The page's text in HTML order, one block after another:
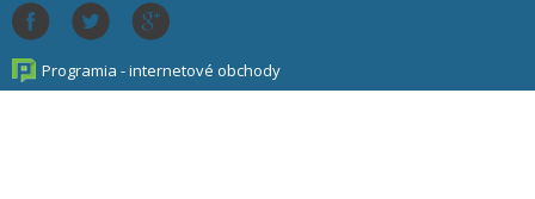
Programia - internetové obchody